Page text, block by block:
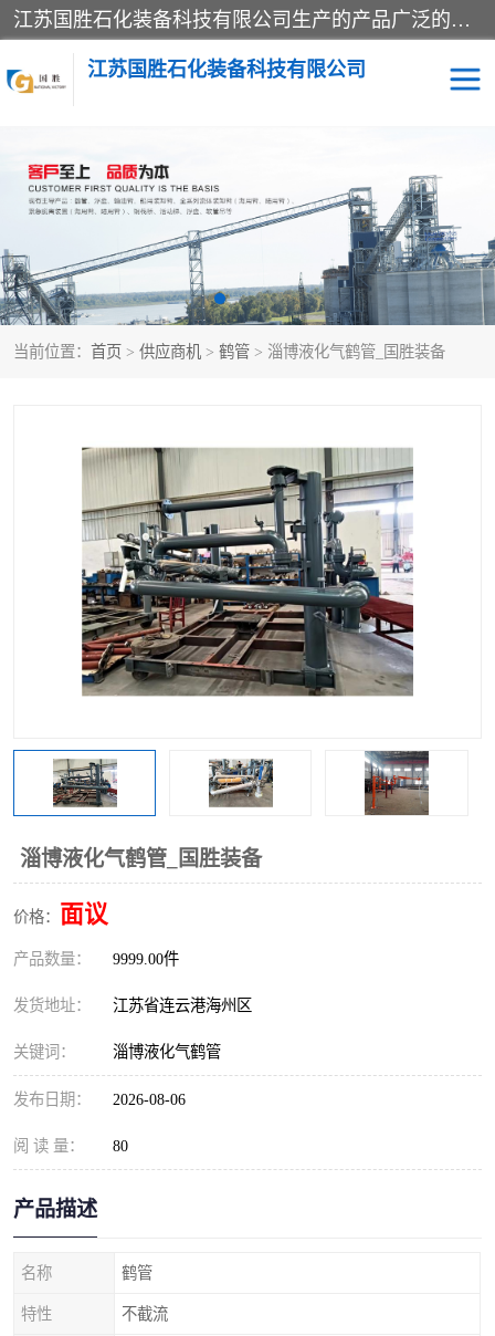
江苏国胜石化装备科技有限公司生产的产品广泛的应用于石油、石化等行业中，产品种类齐全，其中包括装卸鹤管、汽车鹤管、火车鹤管、装车鹤管、卸车鹤管、上装鹤管、下装鹤管、lng鹤管、发油鹤管、液氨鹤管、液化气鹤管等，我们生产的产品质量上乘，价格实惠，服务好，买鹤管就到国胜石化装备！
江苏国胜石化装备科技有限公司
当前位置： 首页 > 供应商机 > 鹤管 > 淄博液化气鹤管_国胜装备
淄博液化气鹤管_国胜装备
价格： 面议
产品数量： 9999.00件
发货地址： 江苏省连云港海州区
关键词： 淄博液化气鹤管
发布日期： 2026-08-06
阅 读 量： 80
产品描述
名称 鹤管
特性 不截流
输油臂 鹤管活动梯